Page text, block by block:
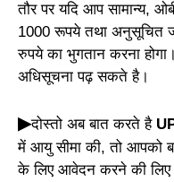
तौर पर यदि आप सामान्य,
1000 रूपये तथा अनुसूचित
रुपये का भुगतान करना
अधिसूचना पढ़ सकते है।
▶दोस्तो अब बात करते है
में आयु सीमा की, तो आपको
के लिए आवेदन करने की लिए